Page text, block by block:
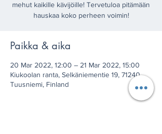
mehut kaikille kävijöille! Tervetuloa pitämään
hauskaa koko perheen voimin!
Paikka & aika
20 Mar 2022, 12:00 – 21 Mar 2022, 15:00
Kiukoolan ranta, Selkäniementie 19, 71240
Tuusniemi, Finland